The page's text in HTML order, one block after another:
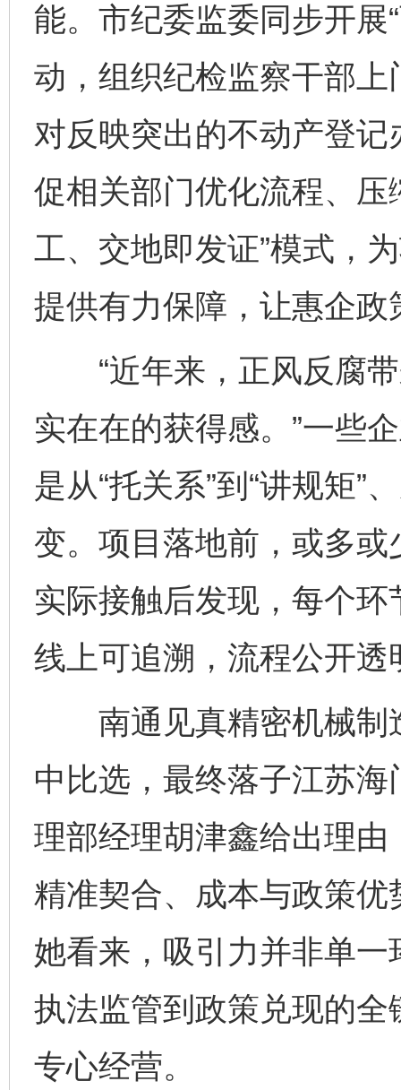
能。市纪委监委同步开展
动，组织纪检监察干部
对反映突出的不动产登
促相关部门优化流程、压
工、交地即发证”模式，
提供有力保障，让惠企政
“近年来，正风反腐带
实在在的获得感。”一些
是从“托关系”到“讲规矩”
变。项目落地前，或多或
实际接触后发现，每个
线上可追溯，流程公开透
南通见真精密机械制
中比选，最终落子江苏
理部经理胡津鑫给出理
精准契合、成本与政策
她看来，吸引力并非单
执法监管到政策兑现的
专心经营。